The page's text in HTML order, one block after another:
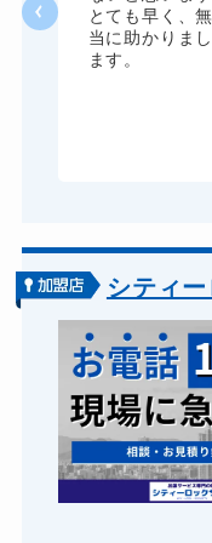
とても早く、
当に助かりま
ます。
シティ